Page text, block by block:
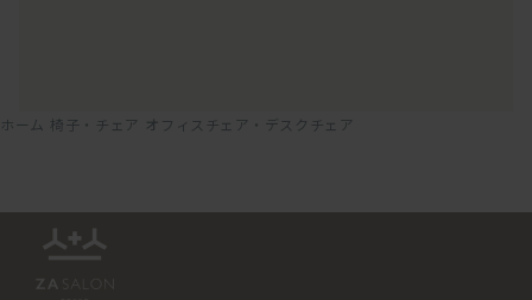
ホーム 椅子・チェア オフィスチェア・デスクチェア